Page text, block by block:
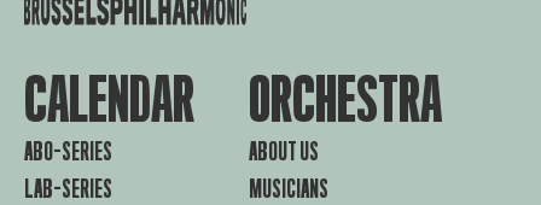
CALENDAR
ABO-SERIES
LAB-SERIES
ORCHESTRA
ABOUT US
MUSICIANS